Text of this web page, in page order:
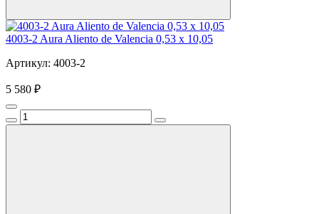
4003-2 Aura Aliento de Valencia 0,53 x 10,05
Артикул: 4003-2
5 580 ₽